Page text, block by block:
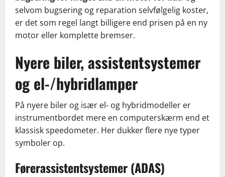
selvom bugsering og reparation selvfølgelig koster,
er det som regel langt billigere end prisen på en ny
motor eller komplette bremser.
Nyere biler, assistentsystemer
og el-/hybridlamper
På nyere biler og især el- og hybridmodeller er
instrumentbordet mere en computerskærm end et
klassisk speedometer. Her dukker flere nye typer
symboler op.
Førerassistentsystemer (ADAS)